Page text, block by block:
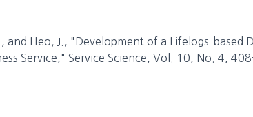
and Heo, J., "Development of a Lifelogs-based
Service," Service Science, Vol. 10, No. 4,